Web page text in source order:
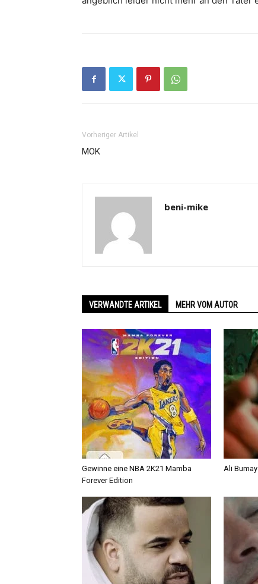
Vorheriger Artikel
MOK
beni-mike
VERWANDTE ARTIKEL MEHR VOM AUTOR
Gewinne eine NBA 2K21 Mamba
Forever Edition
Ali